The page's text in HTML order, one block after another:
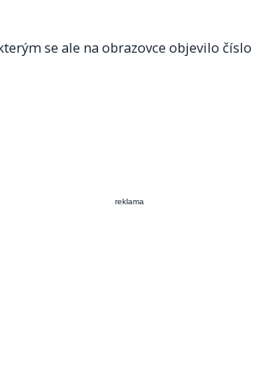
se ale na obrazovce objevilo číslo
reklama